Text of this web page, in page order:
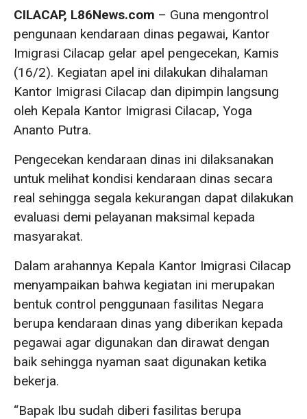
CILACAP, L86News.com – Guna mengontrol
pengunaan kendaraan dinas pegawai, Kantor
Imigrasi Cilacap gelar apel pengecekan, Kamis
(16/2). Kegiatan apel ini dilakukan dihalaman
Kantor Imigrasi Cilacap dan dipimpin langsung
oleh Kepala Kantor Imigrasi Cilacap, Yoga
Ananto Putra.
Pengecekan kendaraan dinas ini dilaksanakan
untuk melihat kondisi kendaraan dinas secara
real sehingga segala kekurangan dapat dilakukan
evaluasi demi pelayanan maksimal kepada
masyarakat.
Dalam arahannya Kepala Kantor Imigrasi Cilacap
menyampaikan bahwa kegiatan ini merupakan
bentuk control penggunaan fasilitas Negara
berupa kendaraan dinas yang diberikan kepada
pegawai agar digunakan dan dirawat dengan
baik sehingga nyaman saat digunakan ketika
bekerja.
“Bapak Ibu sudah diberi fasilitas berupa